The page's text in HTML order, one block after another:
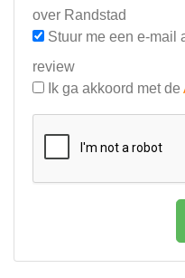
over Randstad
Stuur me een e-mail
review
Ik ga akkoord met de